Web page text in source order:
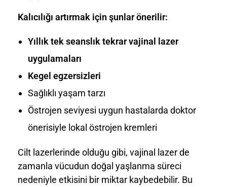
Kalıcılığı artırmak için şunlar önerilir:
Yıllık tek seanslık tekrar vajinal lazer
uygulamaları
Kegel egzersizleri
Sağlıklı yaşam tarzı
Östrojen seviyesi uygun hastalarda doktor
önerisiyle lokal östrojen kremleri
Cilt lazerlerinde olduğu gibi, vajinal lazer de
zamanla vücudun doğal yaşlanma süreci
nedeniyle etkisini bir miktar kaybedebilir. Bu